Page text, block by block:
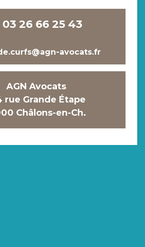
03 26 66 25 43
avocats.fr
AGN Avocats
rue Grande Étape
Châlons-en-Ch.